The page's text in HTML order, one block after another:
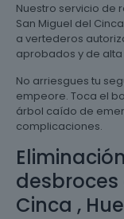
Nuestro servicio de
San Miguel del
a vertederos
aprobados y de
No arriesgues tu
empeore. Toca el
árbol caído de
complicaciones.
desbroces
Cinca ,